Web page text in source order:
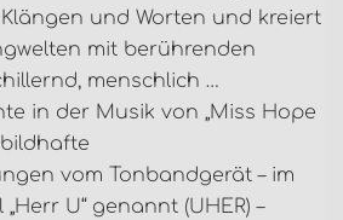
und Worten und kreiert
mit berührenden
menschlich …
in der Musik von „Miss Hope
vom Tonbandgerät – im
U“ genannt (UHER) –